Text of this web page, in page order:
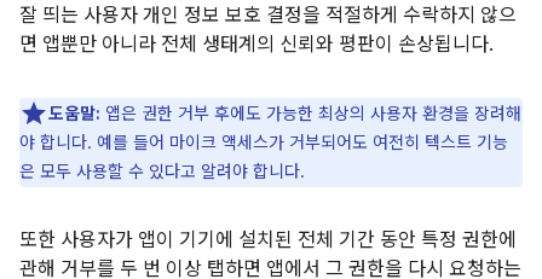
잘 띄는 사용자 개인 정보 보호 결정을 적절하게 수락하지 않으
면 앱뿐만 아니라 전체 생태계의 신뢰와 평판이 손상됩니다.
도움말: 앱은 권한 거부 후에도 가능한 최상의 사용자 환경을 장려해
야 합니다. 예를 들어 마이크 액세스가 거부되어도 여전히 텍스트 기능
은 모두 사용할 수 있다고 알려야 합니다.
또한 사용자가 앱이 기기에 설치된 전체 기간 동안 특정 권한에
관해 거부를 두 번 이상 탭하면 앱에서 그 권한을 다시 요청하는